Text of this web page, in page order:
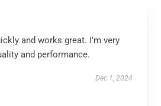
and works great. I’m very
and performance.
Dec 1, 2024